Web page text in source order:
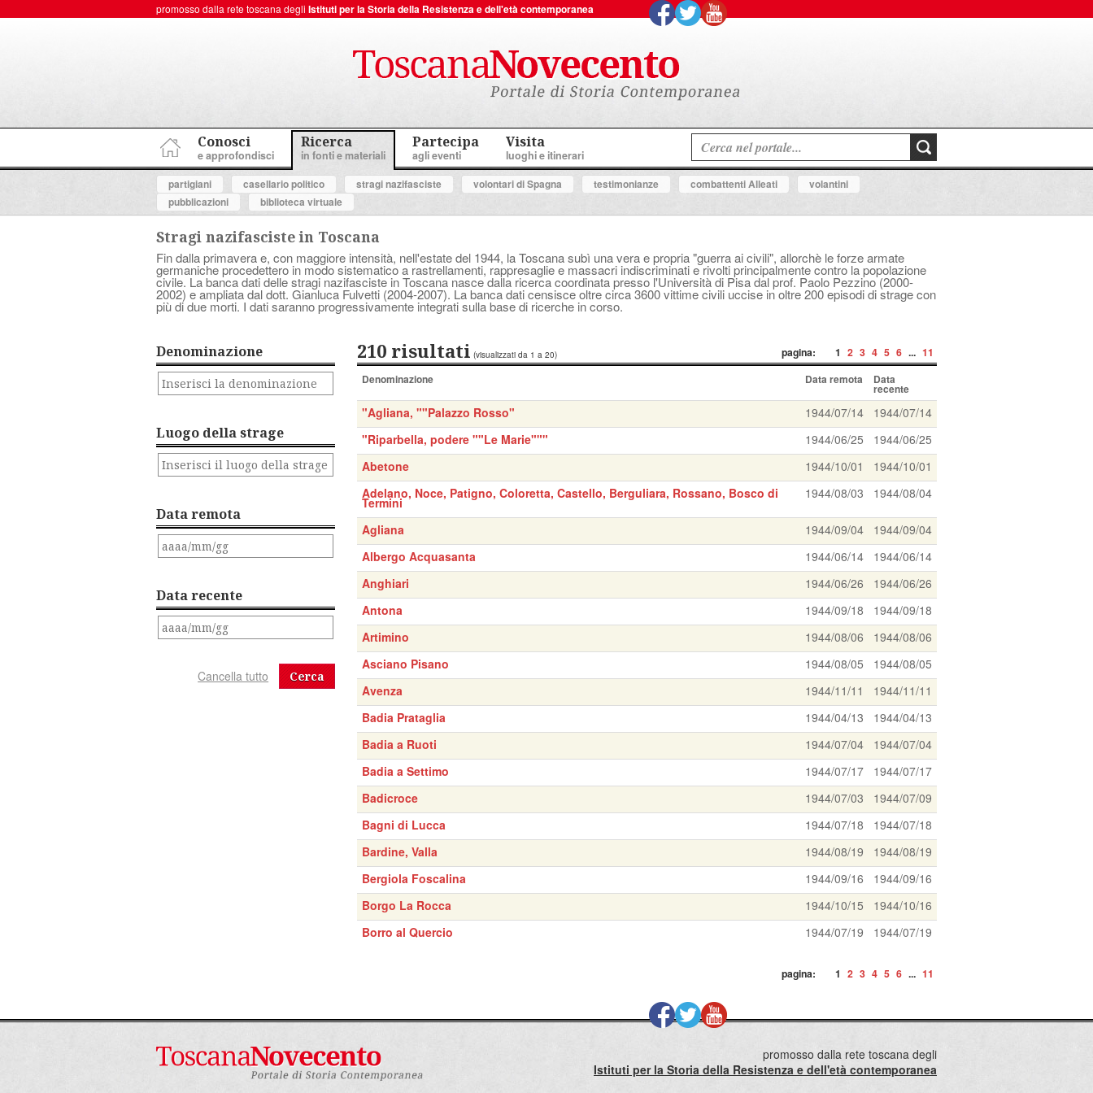
promosso dalla rete toscana degli Istituti per la Storia della Resistenza e dell'età contemporanea
Conosci
e approfondisci
Ricerca
in fonti e materiali
Partecipa
agli eventi
Visita
luoghi e itinerari
partigiani
casellario politico stragi nazifasciste volontari di Spagna testimonianze combattenti Alleati
volantini
pubblicazioni
biblioteca virtuale
Stragi nazifasciste in Toscana
Fin dalla primavera e, con maggiore intensità, nell'estate del 1944, la Toscana subì una vera e propria "guerra ai civili", allorchè le forze armate
germaniche procedettero in modo sistematico a rastrellamenti, rappresaglie e massacri indiscriminati e rivolti principalmente contro la popolazione
civile. La banca dati delle stragi nazifasciste in Toscana nasce dalla ricerca coordinata presso l'Università di Pisa dal prof. Paolo Pezzino (2000-
2002) e ampliata dal dott. Gianluca Fulvetti (2004-2007). La banca dati censisce oltre circa 3600 vittime civili uccise in oltre 200 episodi di strage con
più di due morti. I dati saranno progressivamente integrati sulla base di ricerche in corso.
Denominazione
Luogo della strage
Data remota
Data recente
Cerca
pagina: 1 2 3 4 5 6 ... 11
210 risultati (visualizzati da 1 a 20)
Denominazione Data remota Data
recente
"Agliana, ""Palazzo Rosso" 1944/07/14
1944/07/14
"Riparbella, podere ""Le Marie"""
1944/06/25
1944/06/25
Abetone
1944/10/01
1944/10/01
Adelano, Noce, Patigno, Coloretta, Castello, Berguliara, Rossano, Bosco di
Termini
1944/08/03 1944/08/04
Agliana 1944/09/04
1944/09/04
Albergo Acquasanta
1944/06/14
1944/06/14
Anghiari
1944/06/26
1944/06/26
Antona
1944/09/18
1944/09/18
Artimino
1944/08/06
1944/08/06
Asciano Pisano
1944/08/05
1944/08/05
Avenza
1944/11/11
1944/11/11
Badia Prataglia
1944/04/13
1944/04/13
Badia a Ruoti
1944/07/04
1944/07/04
Badia a Settimo
1944/07/17
1944/07/17
Badicroce
1944/07/03
1944/07/09
Bagni di Lucca
1944/07/18
1944/07/18
Bardine, Valla
1944/08/19
1944/08/19
Bergiola Foscalina
1944/09/16
1944/09/16
Borgo La Rocca
1944/10/15
1944/10/16
Borro al Quercio
1944/07/19 1944/07/19
pagina: 1 2 3 4 5 6 ... 11
promosso dalla rete toscana degli
Istituti per la Storia della Resistenza e dell'età contemporanea